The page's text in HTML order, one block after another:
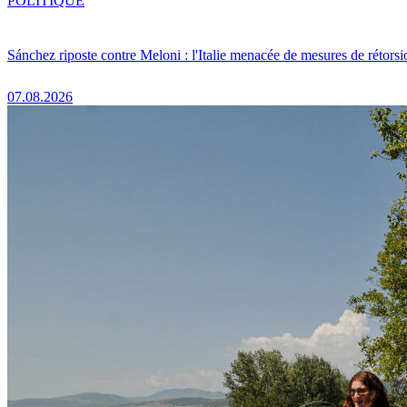
Sánchez riposte contre Meloni : l'Italie menacée de mesures de
07.08.2026